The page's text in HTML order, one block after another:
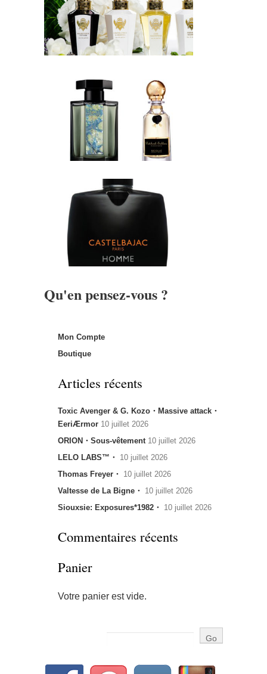
Qu'en pensez-vous ?
Mon Compte
Boutique
Articles récents
Toxic Avenger & G. Kozo・Massive attack・
EeriÆrmor 10 juillet 2026
ORION・Sous-vêtement 10 juillet 2026
LELO LABS™・ 10 juillet 2026
Thomas Freyer・ 10 juillet 2026
Valtesse de La Bigne・ 10 juillet 2026
Siouxsie: Exposures*1982・ 10 juillet 2026
Commentaires récents
Panier
Votre panier est vide.